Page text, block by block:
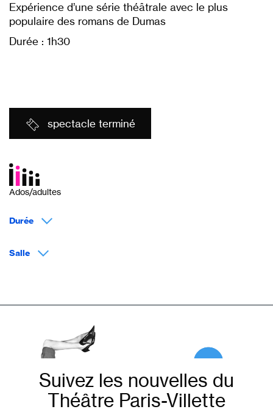
Expérience d’une série théâtrale avec le plus
populaire des romans de Dumas
Durée : 1h30
spectacle terminé
Ados/adultes
Durée
Salle
Suivez les nouvelles du
Théâtre Paris-Villette